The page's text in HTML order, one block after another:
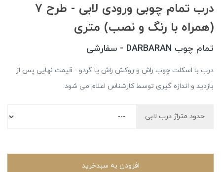
درب تمام چوبی ورودی لابی - طرح 7
(همراه با رنگ و نصب) متری
تمام چوب DARBARAN - سفارشی
درب با اسکلت چوب راش و روکش راش یا گردو - قیمت نهایی پس از
بازدید و اندازه گیری توسط کارشناس اعلام می شود.
حدود متراژ درب لابی
افزودن به سبدخرید